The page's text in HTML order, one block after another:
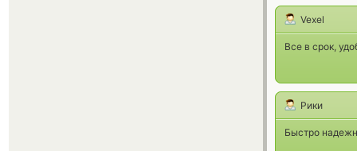
Vexel
Все в срок,
Рики
Быстро